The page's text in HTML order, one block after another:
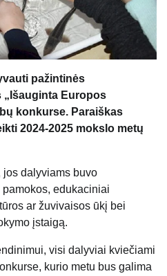
pažintinės
Europos
konkurse. Paraiškas
2024-2025 mokslo metų
jos dalyviams buvo
edukaciniai
ar žuvivaisos ūkį bei
įstaigą.
visi dalyviai kviečiami
kurio metu bus galima